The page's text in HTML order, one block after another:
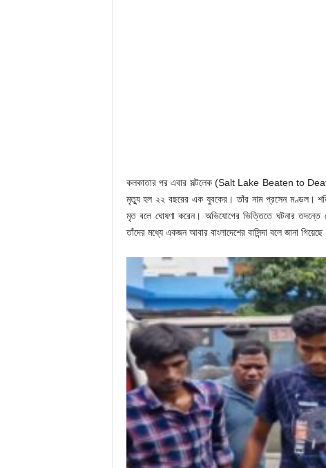
কলকাতার পর এবার সল্টলেক (Salt Lake Beaten to Death
মৃত্যু হল ২২ বছরের এক যুবকের। তাঁর নাম প্রসেন মণ্ডল।
মৃত বলে ঘোষণা করেন। অভিযোগের ভিত্তিতে ঘটনার
তাঁদের মধ্যে একজন আবার বাংলাদেশের বাসিন্দা বলে জানা